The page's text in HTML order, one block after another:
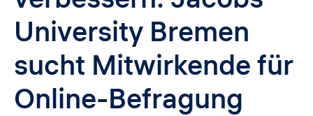
University Bremen
sucht Mitwirkende für
Online-Befragung